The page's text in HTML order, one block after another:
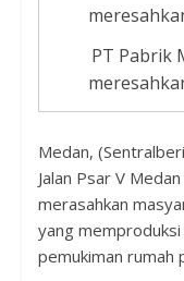
PT Pabrik
Medan,
Jalan Psar V
merasahkan
yang
pemukiman rumah